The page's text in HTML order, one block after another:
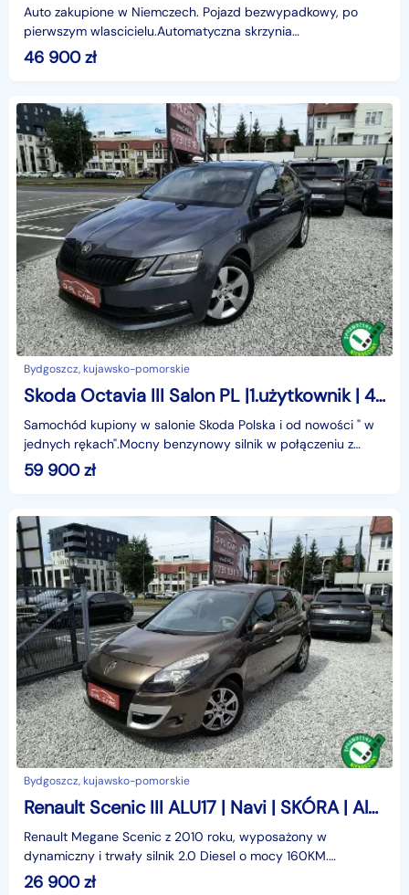
Auto zakupione w Niemczech. Pojazd bezwypadkowy, po
pierwszym wlascicielu.Automatyczna skrzynia
biegów.Przsebieg pojazdu tylko 65.000km.Bardzo bogate
46 900zł
Bydgoszcz, kujawsko-pomorskie
Skoda Octavia III Salon PL |1.użytkownik | 4x4| LED | navi | CarPlay\Android | kamera
Samochód kupiony w salonie Skoda Polska i od nowości " w
jednych rękach".Mocny benzynowy silnik w połączeniu z
automatyczną skrzynią biegów i napęde
59 900zł
Bydgoszcz, kujawsko-pomorskie
Renault Scenic III ALU17 | Navi | SKÓRA | Alpine+DLS | CarPlay | AndoidAuto | Ceramika
Renault Megane Scenic z 2010 roku, wyposażony w
dynamiczny i trwały silnik 2.0 Diesel o mocy 160KM.
Samochód jest bezwypadkowy i posiada pełną historie
26 900zł